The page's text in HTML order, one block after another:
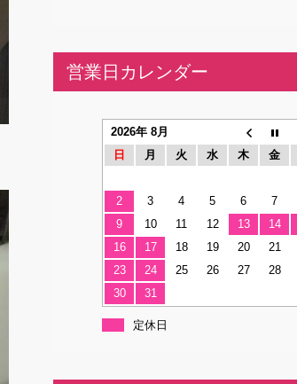
営業日カレンダー
2026年 8月
日
月 火 水 木 金
2
3 4 5 6 7
9
10 11 12 13 14
16
17 18 19 20 21
23
24 25 26 27 28
30
31
定休日